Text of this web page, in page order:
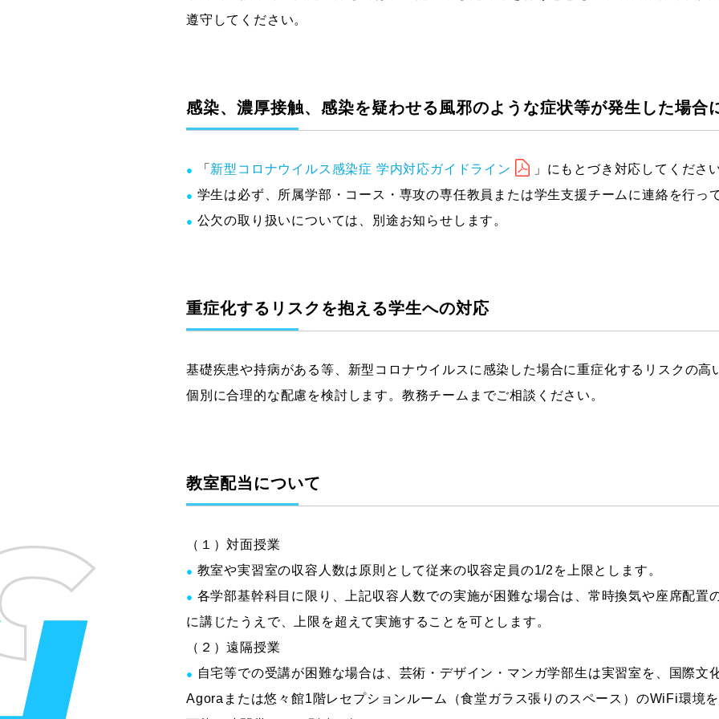
遵守してください。
感染、濃厚接触、感染を疑わせる風邪のような症状等が発生した場合
● 「 新型コロナウイルス感染症 学内対応ガイドライン 」にもとづき対応してください
● 学生は必ず、所属学部・コース・専攻の専任教員または学生支援チームに連絡を行っ
● 公欠の取り扱いについては、別途お知らせします。
重症化するリスクを抱える学生への対応
基礎疾患や持病がある等、新型コロナウイルスに感染した場合に重症化するリスクの高
個別に合理的な配慮を検討します。教務チームまでご相談ください。
教室配当について
（１）対面授業
● 教室や実習室の収容人数は原則として従来の収容定員の1/2を上限とします。
● 各学部基幹科目に限り、上記収容人数での実施が困難な場合は、常時換気や座席配置
に講じたうえで、上限を超えて実施することを可とします。
（２）遠隔授業
● 自宅等での受講が困難な場合は、芸術・デザイン・マンガ学部生は実習室を、国際文
Agoraまたは悠々館1階レセプションルーム（食堂ガラス張りのスペース）のWiFi環境